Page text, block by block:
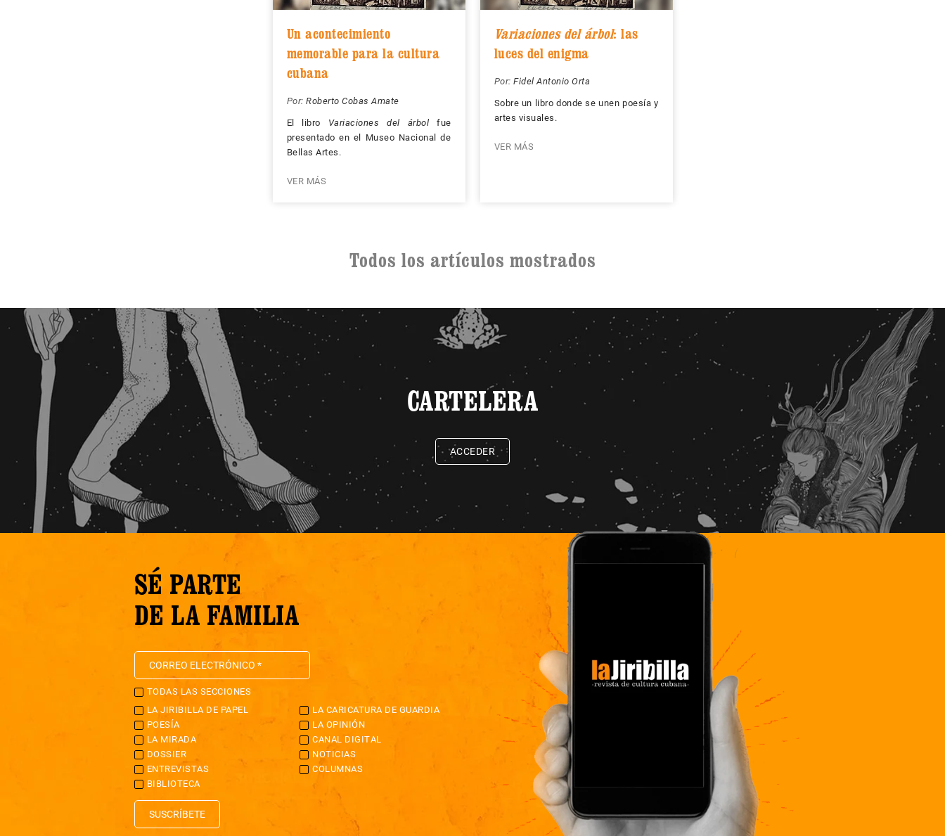
Un acontecimiento
memorable para la cultura
cubana
Por: Roberto Cobas Amate
El libro Variaciones del árbol fue
presentado en el Museo Nacional de
Bellas Artes.
VER MÁS
Variaciones del árbol: las
luces del enigma
Por: Fidel Antonio Orta
Sobre un libro donde se unen poesía y
artes visuales.
VER MÁS
Todos los artículos mostrados
CARTELERA
ACCEDER
SÉ PARTE
DE LA FAMILIA
TODAS LAS SECCIONES
LA JIRIBILLA DE PAPEL
LA CARICATURA DE GUARDIA
POESÍA
LA OPINIÓN
LA MIRADA
CANAL DIGITAL
DOSSIER
NOTICIAS
ENTREVISTAS
COLUMNAS
BIBLIOTECA
SUSCRÍBETE